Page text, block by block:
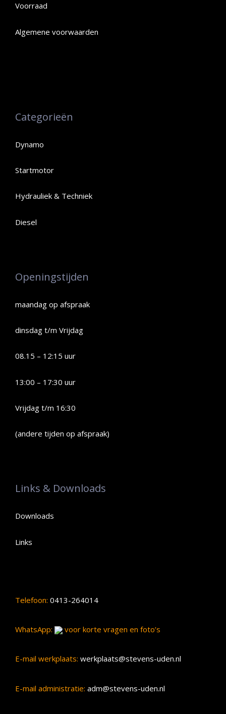
Voorraad
Algemene voorwaarden
Categorieën
Dynamo
Startmotor
Hydrauliek & Techniek
Diesel
Openingstijden
maandag op afspraak
dinsdag t/m Vrijdag
08.15 – 12:15 uur
13:00 – 17:30 uur
Vrijdag t/m 16:30
(andere tijden op afspraak)
Links & Downloads
Downloads
Links
Telefoon: 0413-264014
WhatsApp: voor korte vragen en foto’s
E-mail werkplaats: werkplaats@stevens-uden.nl
E-mail administratie: adm@stevens-uden.nl